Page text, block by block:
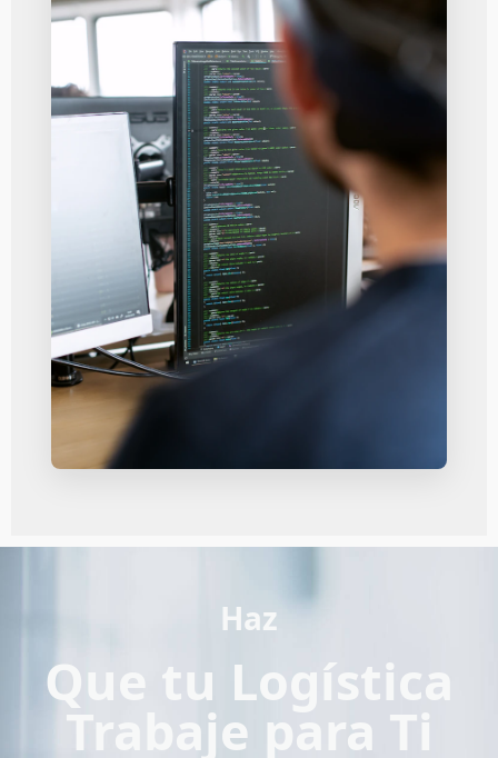
Haz
Que tu Logística
Trabaje para Ti